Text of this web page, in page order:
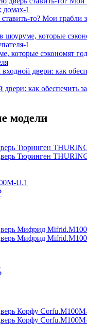
то? Мои грабли
которые сэкономят
двери: как обеспечить
модели
U.1